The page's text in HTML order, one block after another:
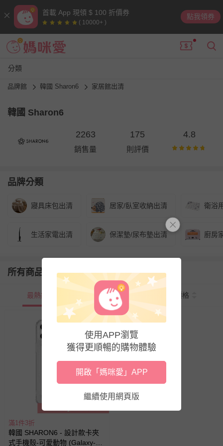
首載 App 現領 $ 100 折價券
( 10000+ )
點我領券
分類
品牌館 韓國 Sharon6 家居館出清
韓國 Sharon6
2263
銷售量
175
則評價
4.8
品牌分類
寢具床包出清 居家/臥室收納出清 衛浴
生活家電出清 保潔墊/尿布墊出清 廚房
所有商品
最熱銷 新上市 價格
滿1件3折
韓國 SHARON6 - 設計款卡夾
式手機殼-可愛動物 (Galaxy-
使用APP瀏覽
獲得更順暢的購物體驗
開啟「媽咪愛」APP
繼續使用網頁版